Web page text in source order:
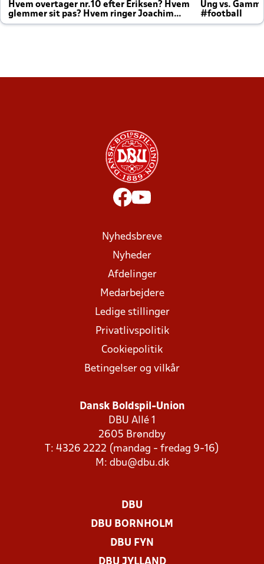
Hvem overtager nr.10 efter Eriksen? Hvem
glemmer sit pas? Hvem ringer Joachim
altid til efter kampe?
Ung vs.
#football
Nyhedsbreve
Nyheder
Afdelinger
Medarbejdere
Ledige stillinger
Privatlivspolitik
Cookiepolitik
Betingelser og vilkår
Dansk Boldspil-Union
DBU Allé 1
2605 Brøndby
T: 4326 2222 (mandag - fredag 9-16)
M: dbu@dbu.dk
DBU
DBU BORNHOLM
DBU FYN